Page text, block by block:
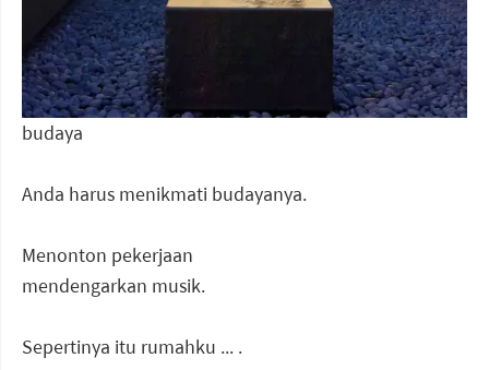
budaya
Anda harus menikmati budayanya.
Menonton pekerjaan
mendengarkan musik.
Sepertinya itu rumahku ... .